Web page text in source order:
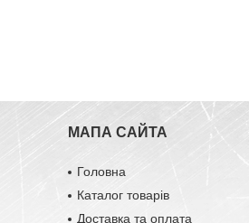
МАПА САЙТА
Головна
Каталог товарів
Доставка та оплата